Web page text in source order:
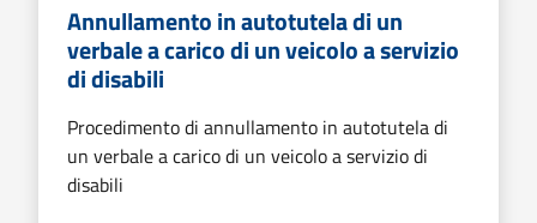
Annullamento in autotutela di un
verbale a carico di un veicolo a servizio
di disabili
Procedimento di annullamento in autotutela di
un verbale a carico di un veicolo a servizio di
disabili